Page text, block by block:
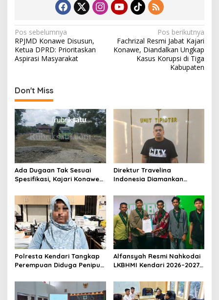
N
a
v
g
a
s
i
p
o
s
Pos sebelumnya
RPJMD Konawe Disusun,
Ketua DPRD: Prioritaskan
Aspirasi Masyarakat
Pos berikutnya
Fachrizal Resmi Jabat Kajari
Konawe, Diandalkan Ungkap
Kasus Korupsi di Tiga
Kabupaten
Don't Miss
Ada Dugaan Tak Sesuai
Spesifikasi, Kajari Konawe
Rupbasan Rp1,9 Miliar
Dihentikan
Direktur Travelina
Indonesia Diamankan
Penelantaran Jemaah
Umrah Masuk Babak Baru
Polresta Kendari Tangkap
Perempuan Diduga Penipu
Rp588,1 Juta
Alfansyah Resmi Nahkodai
LKBHMI Kendari 2026–2027,
Hukum